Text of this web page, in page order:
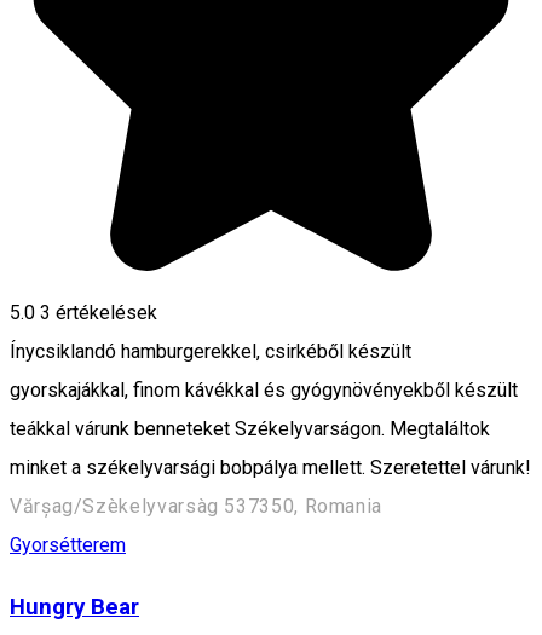
5.0 3 értékelések
Ínycsiklandó hamburgerekkel, csirkéből készült
gyorskajákkal, finom kávékkal és gyógynövényekből készült
teákkal várunk benneteket Székelyvarságon. Megtaláltok
minket a székelyvarsági bobpálya mellett. Szeretettel várunk!
Vărșag/Szèkelyvarsàg 537350, Romania
Gyorsétterem
Hungry Bear